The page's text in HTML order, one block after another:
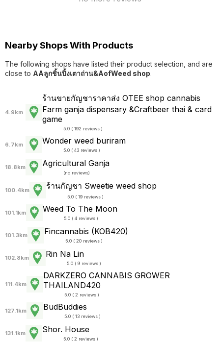
Nearby Shops With Products
The following shops have listed their product selection, and are
close to AAลูกชิ้นปิ้งเตาถ่าน&AofWeed shop.
4.9km
ร้านขายกัญชาราคาส่ง OTEE shop cannabis
Farm ganja dispensary &Craftbeer thai & card
game
5.0 ( 192 reviews )
6.7km Wonder weed buriram
5.0 ( 43 reviews )
18.8km Agricultural Ganja
(no reviews)
100.4km ร้านกัญชา Sweetie weed shop
5.0 ( 19 reviews )
101.1km Weed To The Moon
5.0 ( 4 reviews )
101.3km Fincannabis (KOB420)
5.0 ( 20 reviews )
102.8km Rin​ Na Lin
5.0 ( 9 reviews )
111.4km
DARKZERO CANNABIS GROWER
THAILAND420
5.0 ( 2 reviews )
127.1km BudBuddies
5.0 ( 13 reviews )
131.1km Shor. House
5.0 ( 2 reviews )